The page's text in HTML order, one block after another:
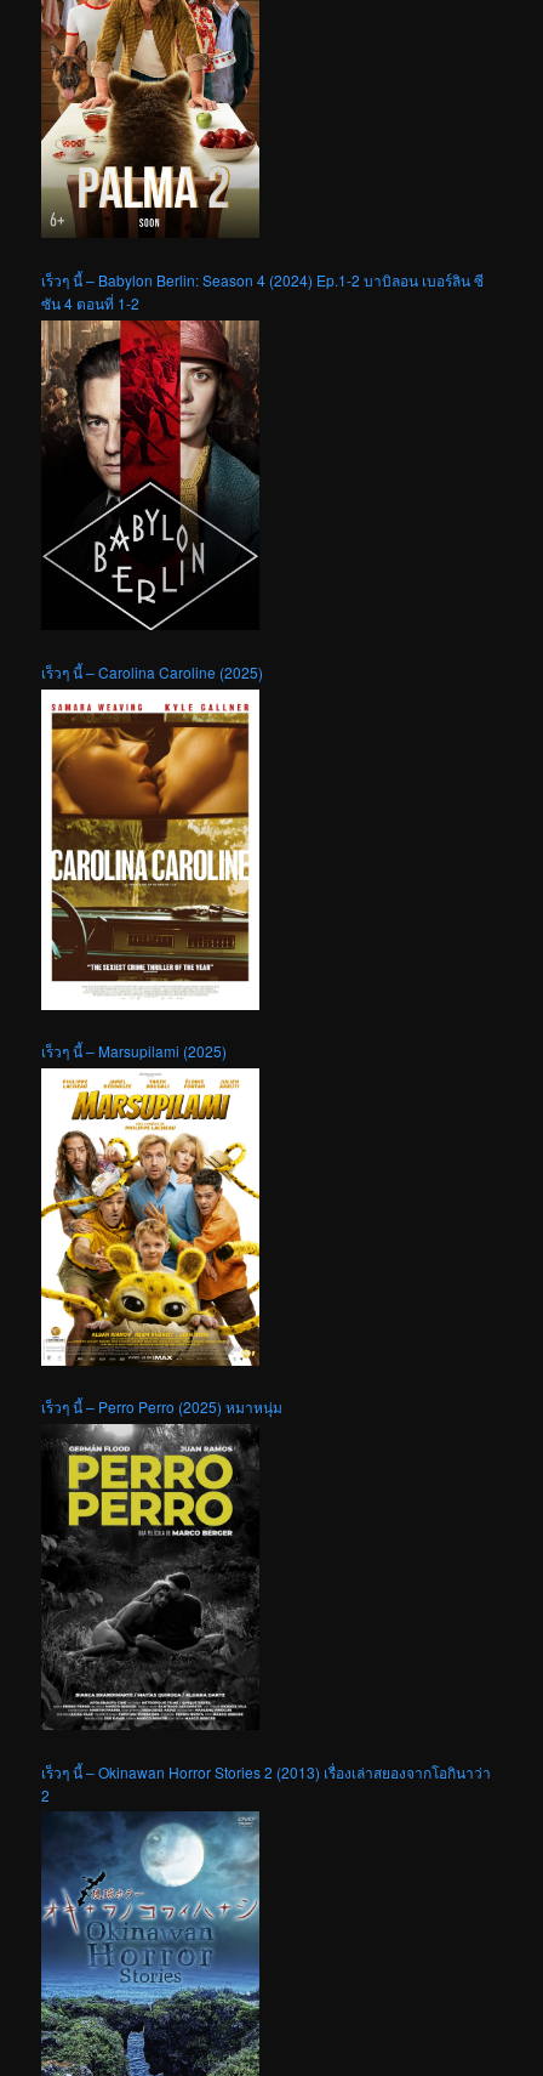
เร็วๆ นี้ – Babylon Berlin: Season 4 (2024) Ep.1-2 บาบิลอน เบอร์ลิน ซี
ซัน 4 ตอนที่ 1-2
เร็วๆ นี้ – Carolina Caroline (2025)
เร็วๆ นี้ – Marsupilami (2025)
เร็วๆ นี้ – Perro Perro (2025) หมาหนุ่ม
เร็วๆ นี้ – Okinawan Horror Stories 2 (2013) เรื่องเล่าสยองจากโอกินาว่า
2